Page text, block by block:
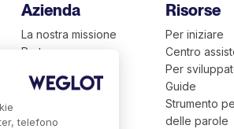
telefono
Azienda
La nostra missione
Partner
Risorse
Per iniziare
Centro
Per
Guide
Strumento
delle parole